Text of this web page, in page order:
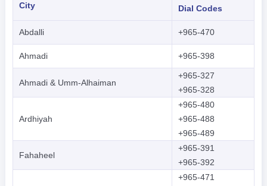
City Dial Codes
Abdalli +965-470
Ahmadi +965-398
Ahmadi & Umm-Alhaiman
+965-327
+965-328
Ardhiyah
+965-480
+965-488
+965-489
Fahaheel
+965-391
+965-392
+965-471